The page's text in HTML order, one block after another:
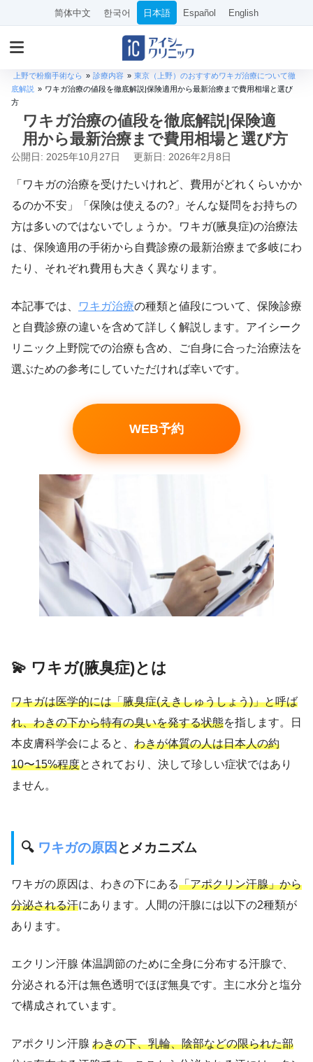
简体中文 한국어 日本語 Español English
上野で粉瘤手術なら » 診療内容 » 東京（上野）のおすすめワキガ治療について徹
底解説 » ワキガ治療の値段を徹底解説|保険適用から最新治療まで費用相場と選び
方
ワキガ治療の値段を徹底解説|保険適
用から最新治療まで費用相場と選び方
公開日: 2025年10月27日 更新日: 2026年2月8日
「ワキガの治療を受けたいけれど、費用がどれくらいかか
るのか不安」「保険は使えるの?」そんな疑問をお持ちの
方は多いのではないでしょうか。ワキガ(腋臭症)の治療法
は、保険適用の手術から自費診療の最新治療まで多岐にわ
たり、それぞれ費用も大きく異なります。
本記事では、 ワキガ治療の種類と値段について、保険診療
と自費診療の違いを含めて詳しく解説します。アイシーク
リニック上野院での治療も含め、ご自身に合った治療法を
選ぶための参考にしていただければ幸いです。
WEB予約
💫 ワキガ(腋臭症)とは
ワキガは医学的には「腋臭症(えきしゅうしょう)」と呼ば
れ、わきの下から特有の臭いを発する状態を指します。日
本皮膚科学会によると、 わきが体質の人は日本人の約
10〜15%程度とされており、決して珍しい症状ではあり
ません。
🔍 ワキガの原因 とメカニズム
ワキガの原因は、わきの下にある「アポクリン汗腺」から
分泌される汗にあります。人間の汗腺には以下の2種類が
あります。
エクリン汗腺 体温調節のために全身に分布する汗腺で、
分泌される汗は無色透明でほぼ無臭です。主に水分と塩分
で構成されています。
アポクリン汗腺 わきの下、乳輪、陰部などの限られた部